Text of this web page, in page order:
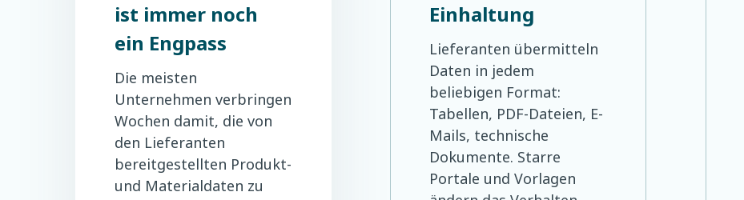
ist immer noch
ein Engpass
Die meisten
Unternehmen verbringen
Wochen damit, die von
den Lieferanten
bereitgestellten Produkt-
und Materialdaten zu
Einhaltung
Lieferanten übermitteln
Daten in jedem
beliebigen Format:
Tabellen, PDF-Dateien, E-
Mails, technische
Dokumente. Starre
Portale und Vorlagen